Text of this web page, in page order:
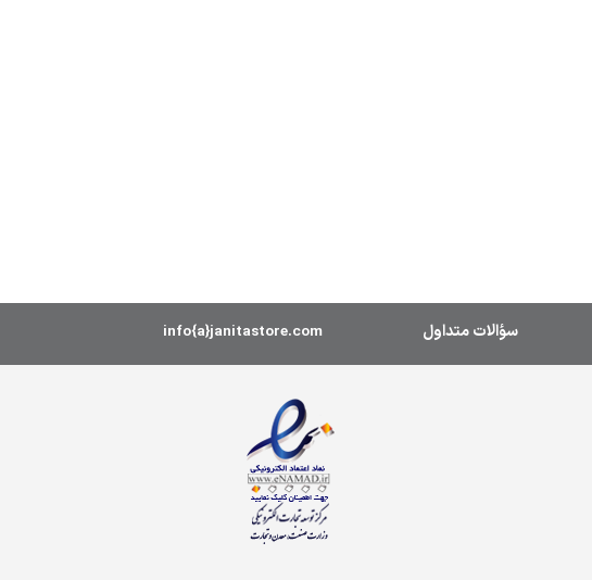
سؤالات متداول info{a}janitastore.com